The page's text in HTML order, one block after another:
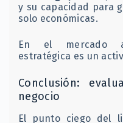
y su capacidad para
solo económicas.
En el mercado
estratégica es un
Conclusión:
negocio
El punto ciego del